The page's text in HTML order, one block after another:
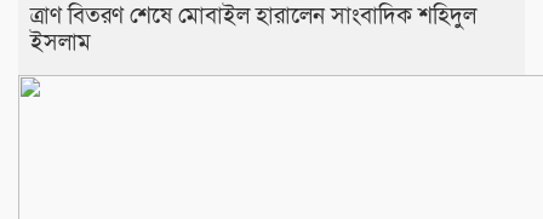
ত্রাণ বিতরণ শেষে মোবাইল হারালেন সাংবাদিক শহিদুল
ইসলাম